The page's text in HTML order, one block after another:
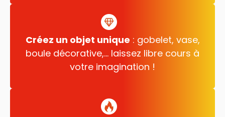
Créez un objet unique : gobelet, vase,
boule décorative,… laissez libre cours à
votre imagination !